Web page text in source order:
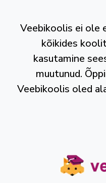
Veebikoolis ei ole
kõikides
kasutamine
muutunud.
Veebikoolis oled